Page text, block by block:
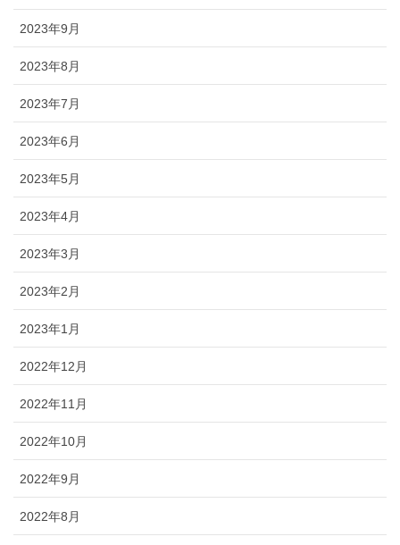
2023年9月
2023年8月
2023年7月
2023年6月
2023年5月
2023年4月
2023年3月
2023年2月
2023年1月
2022年12月
2022年11月
2022年10月
2022年9月
2022年8月